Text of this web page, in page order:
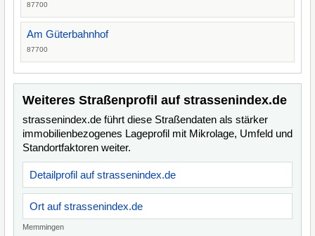
87700
Am Güterbahnhof
87700
Weiteres Straßenprofil auf strassenindex.de
strassenindex.de führt diese Straßendaten als stärker
immobilienbezogenes Lageprofil mit Mikrolage, Umfeld und
Standortfaktoren weiter.
Detailprofil auf strassenindex.de
Ort auf strassenindex.de
Memmingen